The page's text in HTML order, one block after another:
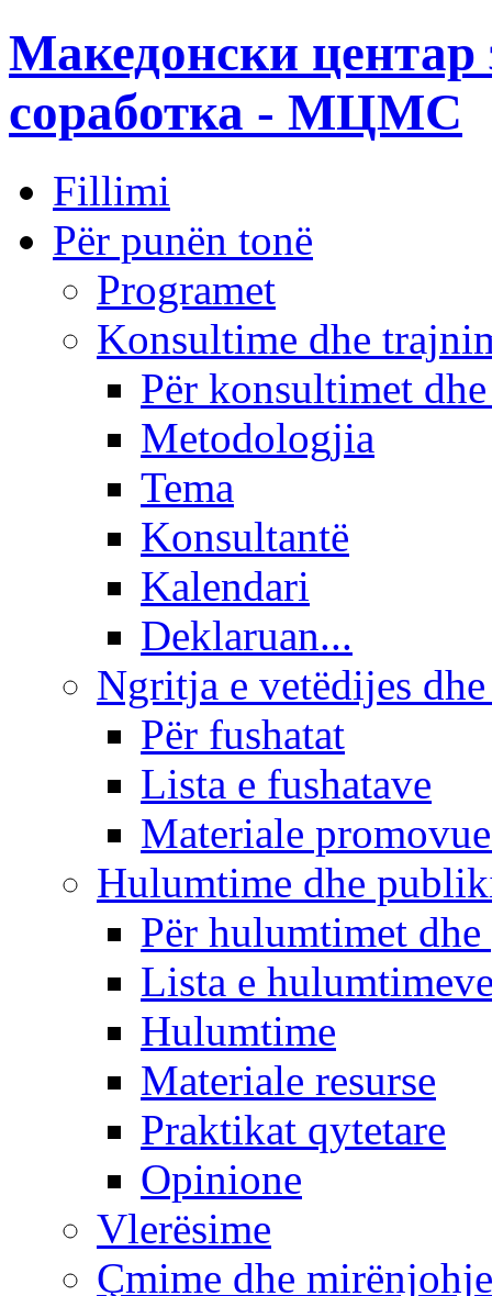
Македонски центар
соработка - МЦМС
Fillimi
Për punën tonë
Programet
Konsultime dhe
Për konsultimet
Metodologjia
Tema
Konsultantë
Kalendari
Deklaruan...
Ngritja e vetëdijes
Për fushatat
Lista e fushatave
Materiale
Hulumtime dhe
Për hulumtimet
Lista e
Hulumtime
Materiale resurse
Praktikat qytetare
Opinione
Vlerësime
Çmime dhe mirënjohje